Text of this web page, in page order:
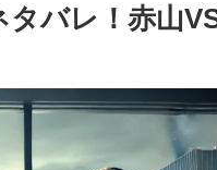
バレ！赤山